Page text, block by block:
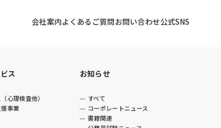
会社案内よくあるご質問お問い合わせ公式SNS
ス
心理検査他）
事業
お知らせ
すべて
コーポレートニュース
書籍関連